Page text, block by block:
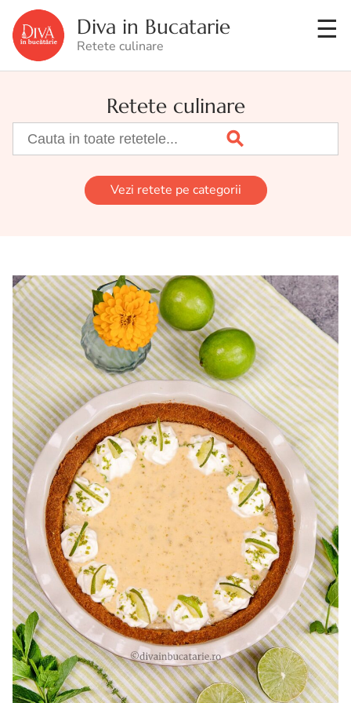
Diva in Bucatarie
Retete culinare
Retete culinare
Vezi retete pe categorii